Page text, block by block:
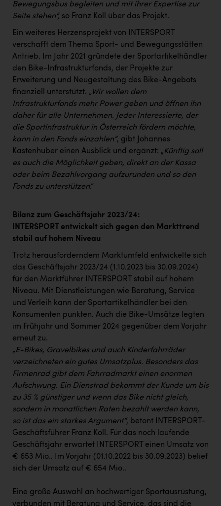
Bewegungsbus begleiten und mit ihrer Expertise zur
Seite stehen“, so Franz Koll über das Projekt.
Ein weiteres Herzensprojekt von INTERSPORT
verschafft dem Thema Sport- und Bewegungsstätten
Antrieb. Im Jahr 2021 gründete der Sportartikelhändler
den Bike-Infrastrukturfonds, der Projekte zur
Erweiterung und Neugestaltung des Bike-Angebots
finanziell unterstützt. „Wir wollen dem
Infrastrukturfonds mehr Power geben und öffnen ihn
daher für alle Unternehmen. Jeder Interessierte, der
die Sportinfrastruktur in Österreich fördern möchte,
kann in den Fonds einzahlen“, gibt Johannes
Kastenhuber einen Ausblick und ergänzt: „Künftig soll
es auch die Möglichkeit geben, direkt an der Kassa
oder beim Bezahlvorgang aufzurunden und so den
Fonds zu unterstützen.“
Bilanz zum Geschäftsjahr 2023/24:
INTERSPORT entwickelt sich gegen den Markttrend
stabil auf hohem Niveau
Trotz herausforderndem Marktumfeld entwickelte sich
das Geschäftsjahr 2023/24 (1.10.2023 bis 30.09.2024)
für den Marktführer INTERSPORT stabil auf hohem
Niveau. Mit Dienstleistungen wie Beratung, Service
und Verleih kann der Sportartikelhändler bei den
Konsumenten punkten. Auch die Bike-Umsätze legten
im Frühjahr und Sommer 2024 gegenüber dem Vorjahr
erneut zu.
„E-Bikes, Gravelbikes und auch Kinderfahrräder
verzeichneten ein gutes Umsatzplus. Besonders das
Firmenrad gibt dem Fahrradmarkt einen enormen
Aufschwung. Ein Dienstrad bekommt der Kunde um bis
zu 35 % günstiger und wenn das Bike nicht gleich,
sondern in monatlichen Raten bezahlt werden kann,
so ist das ein starkes Argument“, betont INTERSPORT-
Geschäftsführer Franz Koll. Für das noch laufende
Geschäftsjahr erwartet INTERSPORT einen Umsatz von
€ 653 Mio.. Im Vorjahr (01.10.2022 bis 30.09.2023) belief
sich der Umsatz auf € 654 Mio..
Eine große Auswahl an hochwertiger Sportausrüstung,
verbunden mit Beratung und Service, das sind die